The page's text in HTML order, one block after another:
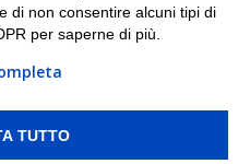
RM 1494760 | Cap.Soc.: 50.000€ |
|Preferenze Cookies
di non consentire alcuni tipi di
per saperne di più.
TUTTO